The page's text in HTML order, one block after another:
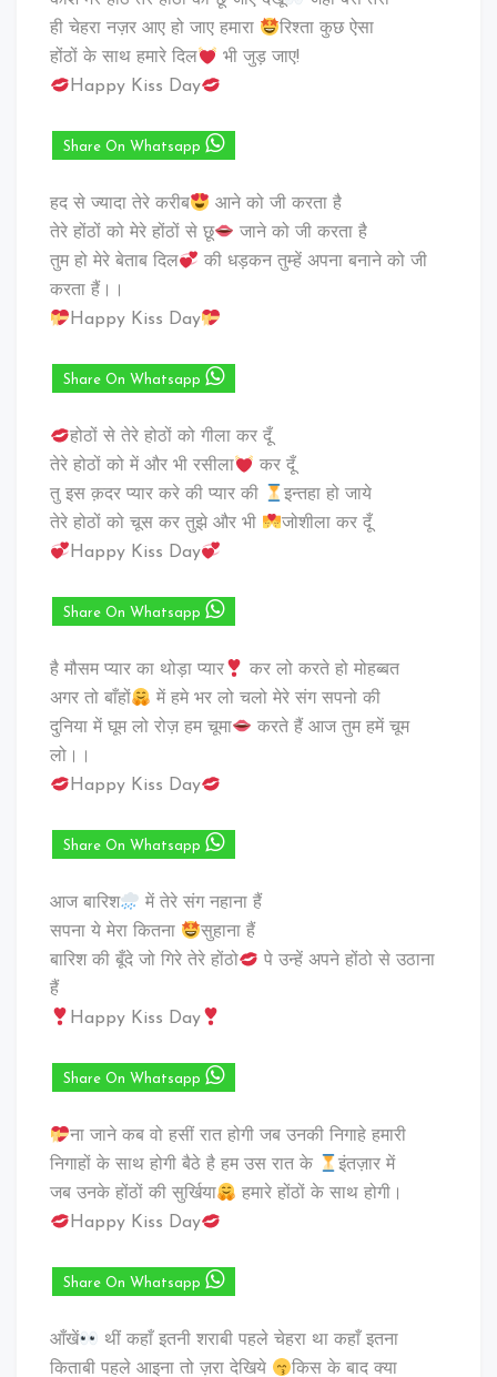
ही चेहरा नज़र आए हो जाए हमारा
रिश्ता कुछ ऐसा
होंठों के साथ हमारे दिल
भी जुड़ जाए!
Happy Kiss Day
Share On Whatsapp
हद से ज्यादा तेरे करीब
आने को जी करता है
तेरे होंठों को मेरे होंठों से छू
जाने को जी करता है
तुम हो मेरे बेताब दिल
की धड़कन तुम्हें अपना बनाने को जी
करता हैं।।
Happy Kiss Day
Share On Whatsapp
होठों से तेरे होठों को गीला कर दूँ
तेरे होठों को में और भी रसीला
कर दूँ
तु इस क़दर प्यार करे की प्यार की
इन्तहा हो जाये
तेरे होठों को चूस कर तुझे और भी
जोशीला कर दूँ
Happy Kiss Day
Share On Whatsapp
है मौसम प्यार का थोड़ा प्यार
कर लो करते हो मोहब्बत
अगर तो बाँहों
में हमे भर लो चलो मेरे संग सपनो की
दुनिया में घूम लो रोज़ हम चूमा
करते हैं आज तुम हमें चूम
लो।।
Happy Kiss Day
Share On Whatsapp
आज बारिश
में तेरे संग नहाना हैं
सपना ये मेरा कितना
सुहाना हैं
बारिश की बूँदे जो गिरे तेरे होंठो
पे उन्हें अपने होंठो से उठाना
हैं
Happy Kiss Day
Share On Whatsapp
ना जाने कब वो हसीं रात होगी जब उनकी निगाहे हमारी
निगाहों के साथ होगी बैठे है हम उस रात के
इंतज़ार में
जब उनके होंठों की सुर्खिया
हमारे होंठों के साथ होगी।
Happy Kiss Day
Share On Whatsapp
आँखें
थीं कहाँ इतनी शराबी पहले चेहरा था कहाँ इतना
किताबी पहले आइना तो ज़रा देखिये
किस के बाद क्या